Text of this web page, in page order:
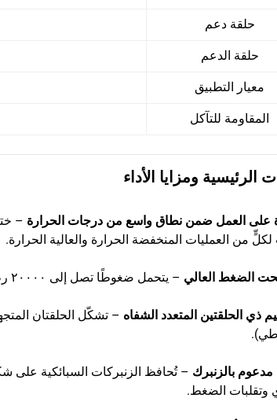
حلقة دعم
حلقة الدعم
معيار التطبيق
المقاومة للتآكل
الرئيسية ومزايا الأداء
على العمل ضمن نطاق واسع من درجات الحرارة
من العمليات المنخفضة الحرارة والعالية الحرارة.
تحت الضغط العالي – يتحمل ضغوطًا تصل إلى ٢٠٠٠٠ رطل/بوصة مربعة (psi) في تطبيقات الصمامات البوابة الحرجة.
ذي الحلقتين المتعدد الشفاه – تشكّل الحلقتان
مدعوم بالزنبرك
وتقلبات الضغط.